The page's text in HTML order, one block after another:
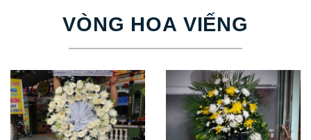
VÒNG HOA VIẾNG